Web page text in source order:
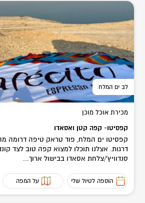
לב ים המלח
מכירת אוכל מוכן
קפסיטו- קפה קטן ואסאדו
קפסיטו ים המלח, פוד טראק טיפה דרומה
דרגות. אצלנו תוכלו למצוא קפה טוב לצד
סנדוויץ'/צלחת אסאדו בבישול ארוך...
הוספה לטיול שלי על המפה